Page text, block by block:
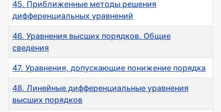
45. Приближенные методы решения
дифференциальных уравнений
46. Уравнения высших порядков. Общие
сведения
47. Уравнения, допускающие понижение порядка
48. Линейные дифференциальные уравнения
высших порядков